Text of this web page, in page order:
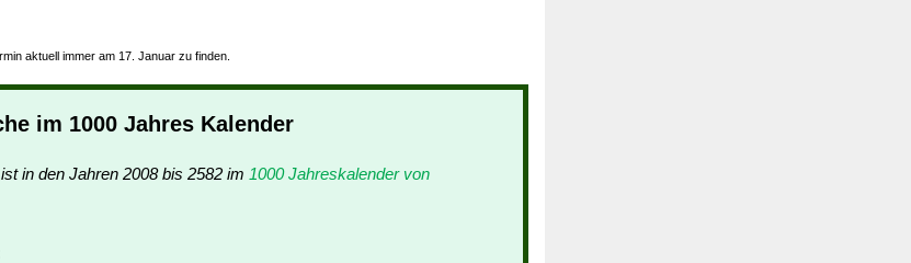
aktuell immer am 17. Januar zu finden.
im 1000 Jahres Kalender
ist in den Jahren 2008 bis 2582 im 1000 Jahreskalender von